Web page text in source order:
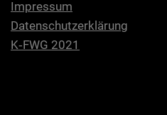
Impres­sum
Daten­schutz­er­klä­rung
K‑FWG 2021